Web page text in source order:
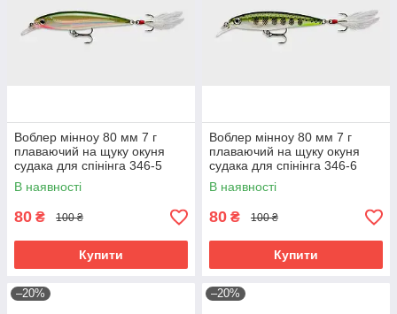
Воблер мінноу 80 мм 7 г
плаваючий на щуку окуня
судака для спінінга 346-5
В наявності
80 ₴ 100 ₴
Купити
Воблер мінноу 80 мм 7 г
плаваючий на щуку окуня
судака для спінінга 346-6
В наявності
80 ₴ 100 ₴
Купити
–20% –20%